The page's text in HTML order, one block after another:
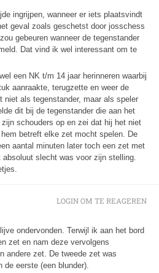
ingrijpen, wanneer er iets plaatsvindt
geval zoals geschetst door josschess
gebeuren wanneer de tegenstander
Dat vind ik wel interessant om te
een NK t/m 14 jaar herinneren waarbij
aanraakte, terugzette en weer de
niet als tegenstander, maar als speler
dit bij de tegenstander die aan het
schouders op en zei dat hij het niet
betreft elke zet mocht spelen. De
aantal minuten later toch een zet met
slecht was voor zijn stelling.
ondervonden. Terwijl ik aan het bord
zet en nam deze vervolgens
andere zet. De tweede zet was
eerste (een blunder).
LOGIN OM TE REAGEREN